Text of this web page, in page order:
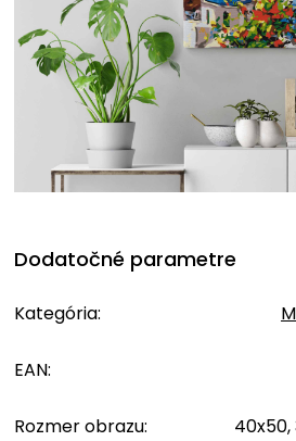
Dodatočné parametre
Kategória:
EAN:
Rozmer obrazu: 40x50,